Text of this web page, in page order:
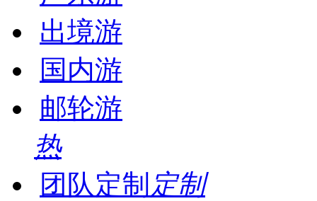
出境游
国内游
邮轮游
热
团队定制 定制